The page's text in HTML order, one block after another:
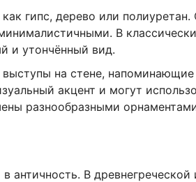
гипс, дерево или
В
и утончённый вид.
на стене,
акцент и могут
разнообразными
В древнегреческой